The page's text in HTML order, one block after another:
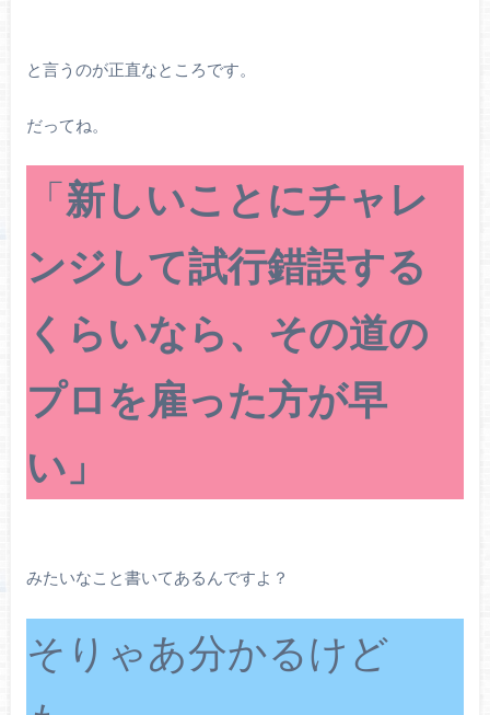
と言うのが正直なところです。
だってね。
「新しいことにチャレ
ンジして試行錯誤する
くらいなら、その道の
プロを雇った方が早
い」
みたいなこと書いてあるんですよ？
そりゃあ分かるけど